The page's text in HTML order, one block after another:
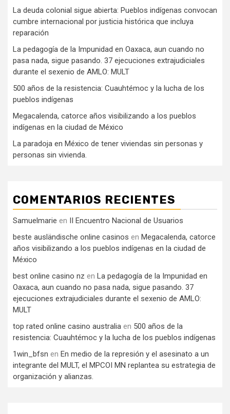
La deuda colonial sigue abierta: Pueblos indígenas convocan
cumbre internacional por justicia histórica que incluya
reparación
La pedagogía de la Impunidad en Oaxaca, aun cuando no
pasa nada, sigue pasando. 37 ejecuciones extrajudiciales
durante el sexenio de AMLO: MULT
500 años de la resistencia: Cuauhtémoc y la lucha de los
pueblos indígenas
Megacalenda, catorce años visibilizando a los pueblos
indígenas en la ciudad de México
La paradoja en México de tener viviendas sin personas y
personas sin vivienda.
COMENTARIOS RECIENTES
Samuelmarie en
II Encuentro Nacional de Usuarios
beste ausländische online casinos en Megacalenda, catorce
años visibilizando a los pueblos indígenas en la ciudad de
México
best online casino nz en La pedagogía de la Impunidad en
Oaxaca, aun cuando no pasa nada, sigue pasando. 37
ejecuciones extrajudiciales durante el sexenio de AMLO:
MULT
top rated online casino australia en 500 años de la
resistencia: Cuauhtémoc y la lucha de los pueblos indígenas
1win_bfsn en En medio de la represión y el asesinato a un
integrante del MULT, el MPCOI MN replantea su estrategia de
organización y alianzas.